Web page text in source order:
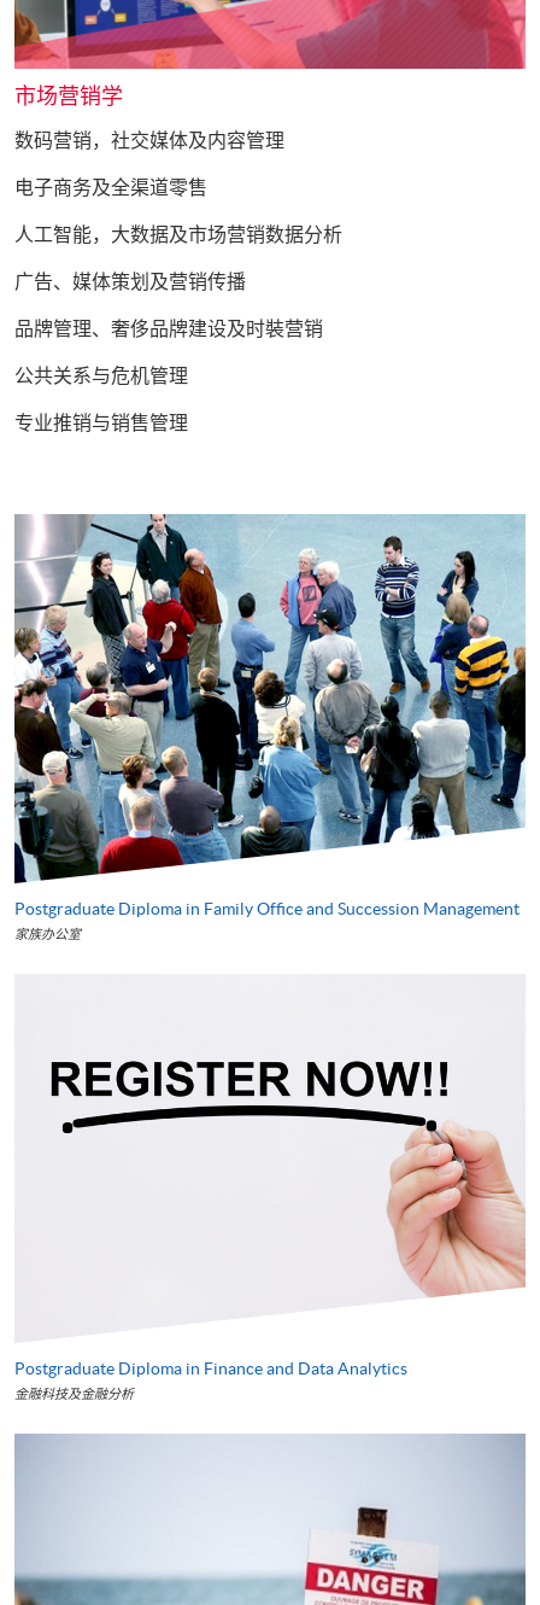
市场营销学
数码营销，社交媒体及内容管理
电子商务及全渠道零售
人工智能，大数据及市场营销数据分析
广告、媒体策划及营销传播
品牌管理、奢侈品牌建设及时裝营销
公共关系与危机管理
专业推销与销售管理
Postgraduate Diploma in Family Office and Succession Management
家族办公室
Postgraduate Diploma in Finance and Data Analytics
金融科技及金融分析